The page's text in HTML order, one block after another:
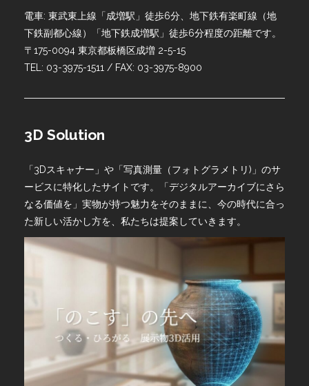
電車: 東武東上線「成増駅」徒歩6分、地下鉄有楽町線（地
下鉄副都心線）「地下鉄成増駅」徒歩6分程度の距離です。
〒175-0094 東京都板橋区成増 2-5-15
TEL: 03-3975-1511 / FAX: 03-3975-8900
3D Solution
「3Dスキャナー」や「写真測量（フォトグラメトリ)」のサ
ービスに特化したサイトです。「デジタルアーカイブにさら
なる価値を」実物が持つ魅力をそのままに、今の時代に合っ
た新しい活かし方を、私たちは提案していきます。